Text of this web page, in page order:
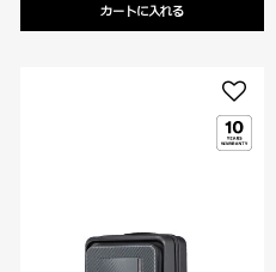
カートに入れる